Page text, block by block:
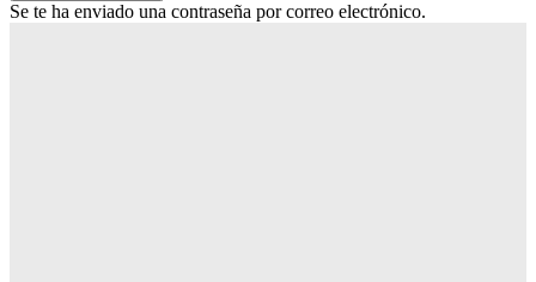
Se te ha enviado una contraseña por correo electrónico.